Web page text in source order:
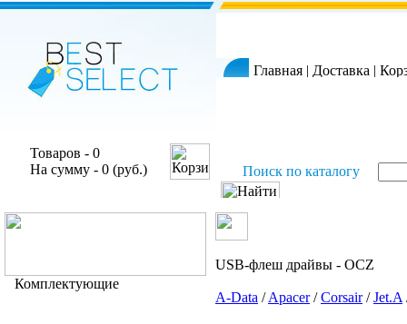
Главная | Доставка |
Товаров - 0
На сумму - 0 (руб.)
Поиск по каталогу
Комплектующие
USB-флеш драйвы - OCZ
A-Data /Apacer/Corsair/Jet.A